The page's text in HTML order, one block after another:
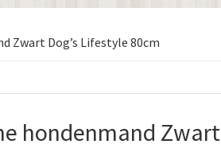
Zwart Dog’s Lifestyle 80cm
hondenmand Zwart